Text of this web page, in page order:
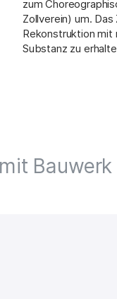
zum
Zollverein) um. Das
Rekonstruktion mit
Substanz zu
Bauwerk